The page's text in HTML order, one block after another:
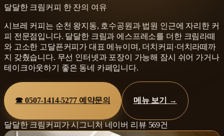
달달한 크림커피 한 잔의 여유
시브레 커피는 순천 왕지동, 호수공원과 법원 인근에 자리한 커
피 전문점입니다. 달달한 크림과 에스프레소를 더한 크림라떼
와 고소한 고달픈커피가 대표 메뉴이며, 더치커피·더치라떼까
지 갖췄습니다. 무선 인터넷과 포장이 가능해 잠시 쉬어 가거나
테이크아웃하기 좋은 동네 카페입니다.
☎0507-1414-5277예약문의 메뉴 보기 →
달달한 크림커피가 시그니처 네이버 리뷰 569건